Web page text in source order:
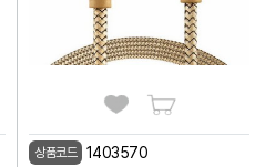
상품코드 1403570